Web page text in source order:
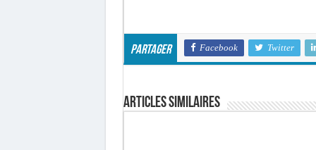
Partager Facebook Twitter
Articles similaires